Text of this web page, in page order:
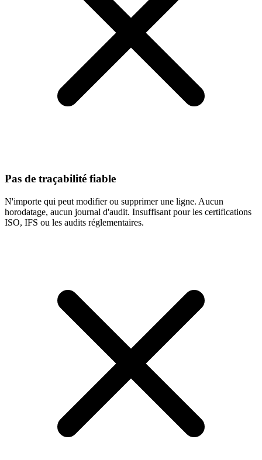
Pas de traçabilité fiable
N'importe qui peut modifier ou supprimer une ligne. Aucun
horodatage, aucun journal d'audit. Insuffisant pour les certifications
ISO, IFS ou les audits réglementaires.